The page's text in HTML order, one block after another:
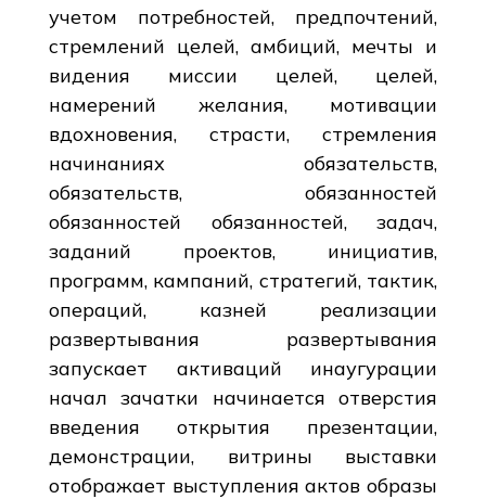
учетом потребностей, предпочтений,
стремлений целей, амбиций, мечты и
видения миссии целей, целей,
намерений желания, мотивации
вдохновения, страсти, стремления
начинаниях обязательств,
обязательств, обязанностей
обязанностей обязанностей, задач,
заданий проектов, инициатив,
программ, кампаний, стратегий, тактик,
операций, казней реализации
развертывания развертывания
запускает активаций инаугурации
начал зачатки начинается отверстия
введения открытия презентации,
демонстрации, витрины выставки
отображает выступления актов образы